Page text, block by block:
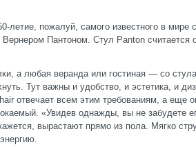
летие, пожалуй, самого известного в мире
Пантоном. Стул Panton считается
а любая веранда или гостиная — со
Тут важны и удобство, и эстетика, и
отвечает всем этим требованиям, а еще
«Увидев однажды, вы не забудете
вырастают прямо из пола. Мягко